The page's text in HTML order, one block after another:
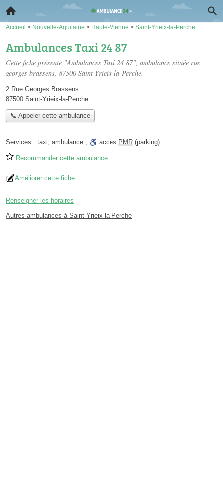
Accueil > Nouvelle-Aquitaine > Haute-Vienne > Saint-Yrieix-la-Perche
Ambulances Taxi 24 87
Cette fiche présente "Ambulances Taxi 24 87", ambulance située rue
georges brassens, 87500 Saint-Yrieix-la-Perche.
2 Rue Georges Brassens
87500 Saint-Yrieix-la-Perche
📞 Appeler cette ambulance
Services : taxi, ambulance , accès PMR (parking)
Recommander cette ambulance
Améliorer cette fiche
Renseigner les horaires
Autres ambulances à Saint-Yrieix-la-Perche